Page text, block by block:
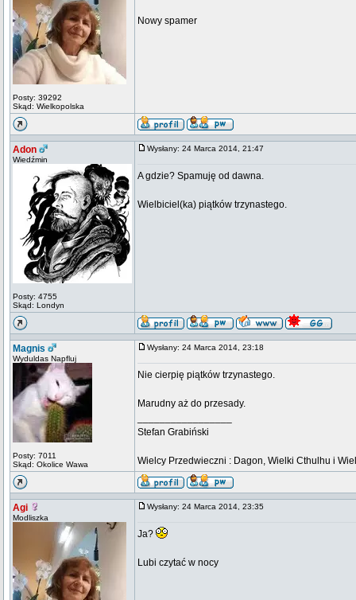
Posty: 39292
Skąd: Wielkopolska
Nowy spamer
Adon
Wiedźmin
Posty: 4755
Skąd: Londyn
Wysłany: 24 Marca 2014, 21:47
A gdzie? Spamuję od dawna.
Wielbiciel(ka) piątków trzynastego.
Magnis
Wyduldas Napfluj
Posty: 7011
Skąd: Okolice Wawa
Wysłany: 24 Marca 2014, 23:18
Nie cierpię piątków trzynastego.
Marudny aż do przesady.
Stefan Grabiński
Wielcy Przedwieczni : Dagon, Wielki Cthulhu i
Agi
Modliszka
Wysłany: 24 Marca 2014, 23:35
Ja?
Lubi czytać w nocy